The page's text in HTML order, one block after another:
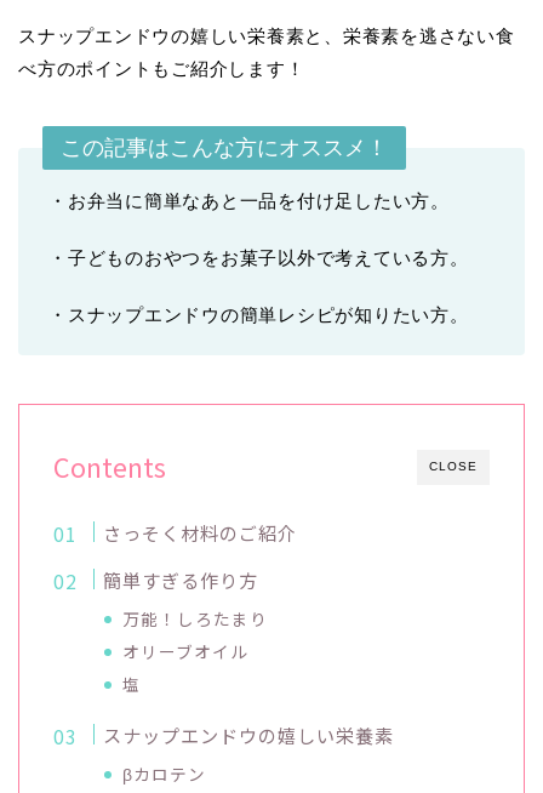
スナップエンドウの嬉しい栄養素と、栄養素を逃さない食
べ方のポイントもご紹介します！
この記事はこんな方にオススメ！
・お弁当に簡単なあと一品を付け足したい方。
・子どものおやつをお菓子以外で考えている方。
・スナップエンドウの簡単レシピが知りたい方。
CLOSE
Contents
さっそく材料のご紹介
簡単すぎる作り方
万能！しろたまり
オリーブオイル
塩
スナップエンドウの嬉しい栄養素
βカロテン